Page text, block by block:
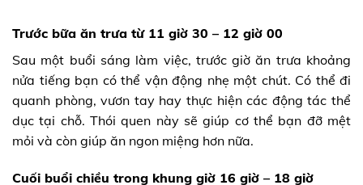
Trước bữa ăn trưa từ 11 giờ 30 – 12 giờ 00
Sau một buổi sáng làm việc, trước giờ ăn trưa khoảng
nửa tiếng bạn có thể vận động nhẹ một chút. Có thể đi
quanh phòng, vươn tay hay thực hiện các động tác thể
dục tại chỗ. Thói quen này sẽ giúp cơ thể bạn đỡ mệt
mỏi và còn giúp ăn ngon miệng hơn nữa.
Cuối buổi chiều trong khung giờ 16 giờ – 18 giờ